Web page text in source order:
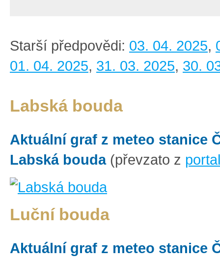
Starší předpovědi: 03. 04. 2025,
01. 04. 2025, 31. 03. 2025, 30.
Labská bouda
Aktuální graf z meteo stanice
Labská bouda(převzato z
Luční bouda
Aktuální graf z meteo stanice